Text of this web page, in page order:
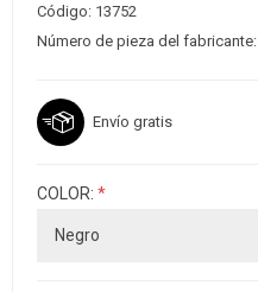
Código: 13752
Número de pieza del fabricante:
Envío gratis
COLOR: *